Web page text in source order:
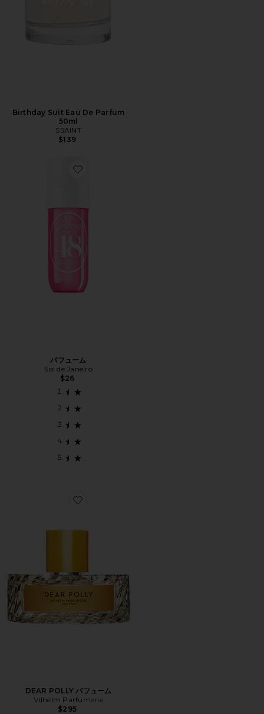
Birthday Suit Eau De Parfum
50ml
SSAINT
$139
Favorite パフューム
パフューム
Sol de Janeiro
$26
Favorite DEAR POLLY パフューム
DEAR POLLY パフューム
Vilhelm Parfumerie
$295